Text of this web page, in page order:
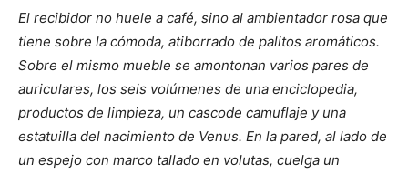
El recibidor no huele a café, sino al ambientador rosa que
tiene sobre la cómoda, atiborrado de palitos aromáticos.
Sobre el mismo mueble se amontonan varios pares de
auriculares, los seis volúmenes de una enciclopedia,
productos de limpieza, un cascode camuflaje y una
estatuilla del nacimiento de Venus. En la pared, al lado de
un espejo con marco tallado en volutas, cuelga un